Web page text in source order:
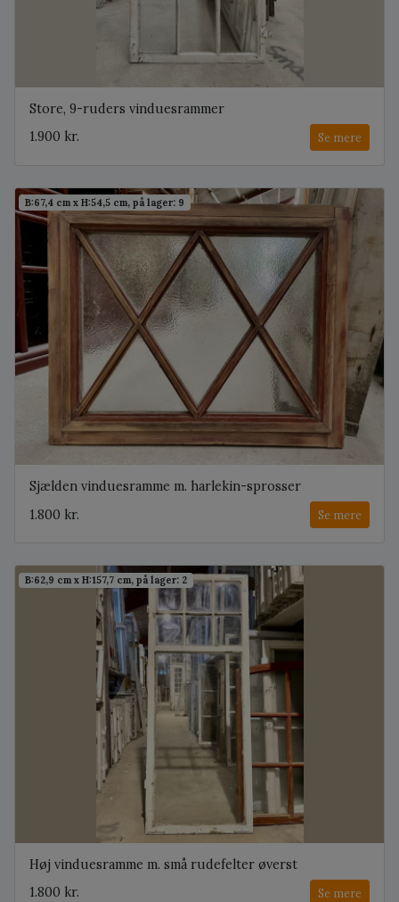
Store, 9-ruders vinduesrammer
1.900 kr.
Se mere
B:67,4 cm x H:54,5 cm, på lager: 9
Sjælden vinduesramme m. harlekin-sprosser
1.800 kr.
Se mere
B:62,9 cm x H:157,7 cm, på lager: 2
Høj vinduesramme m. små rudefelter øverst
1.800 kr.
Se mere